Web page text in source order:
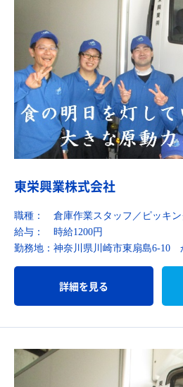
東栄興業株式会社
職種：
倉庫作業スタッフ／ピッキ
給与：
時給1200円
勤務地： 神奈川県川崎市東扇島6-10
詳細を見る